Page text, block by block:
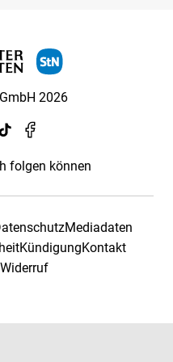
2026
folgen können
Mediadaten
KündigungKontakt
Widerruf